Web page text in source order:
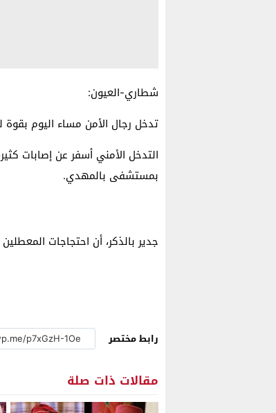
شطاري-العيون:
تدخل رجال الأمن مساء اليوم
التدخل الأمني أسفر عن إصابات
بمستشفى بالمهدي.
جدير بالذكر، أن احتجاجات
رابط مختصر
مقالات ذات صلة